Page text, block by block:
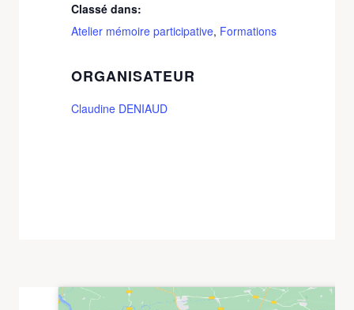
Classé dans:
Atelier mémoire participative, Formations
ORGANISATEUR
Claudine DENIAUD